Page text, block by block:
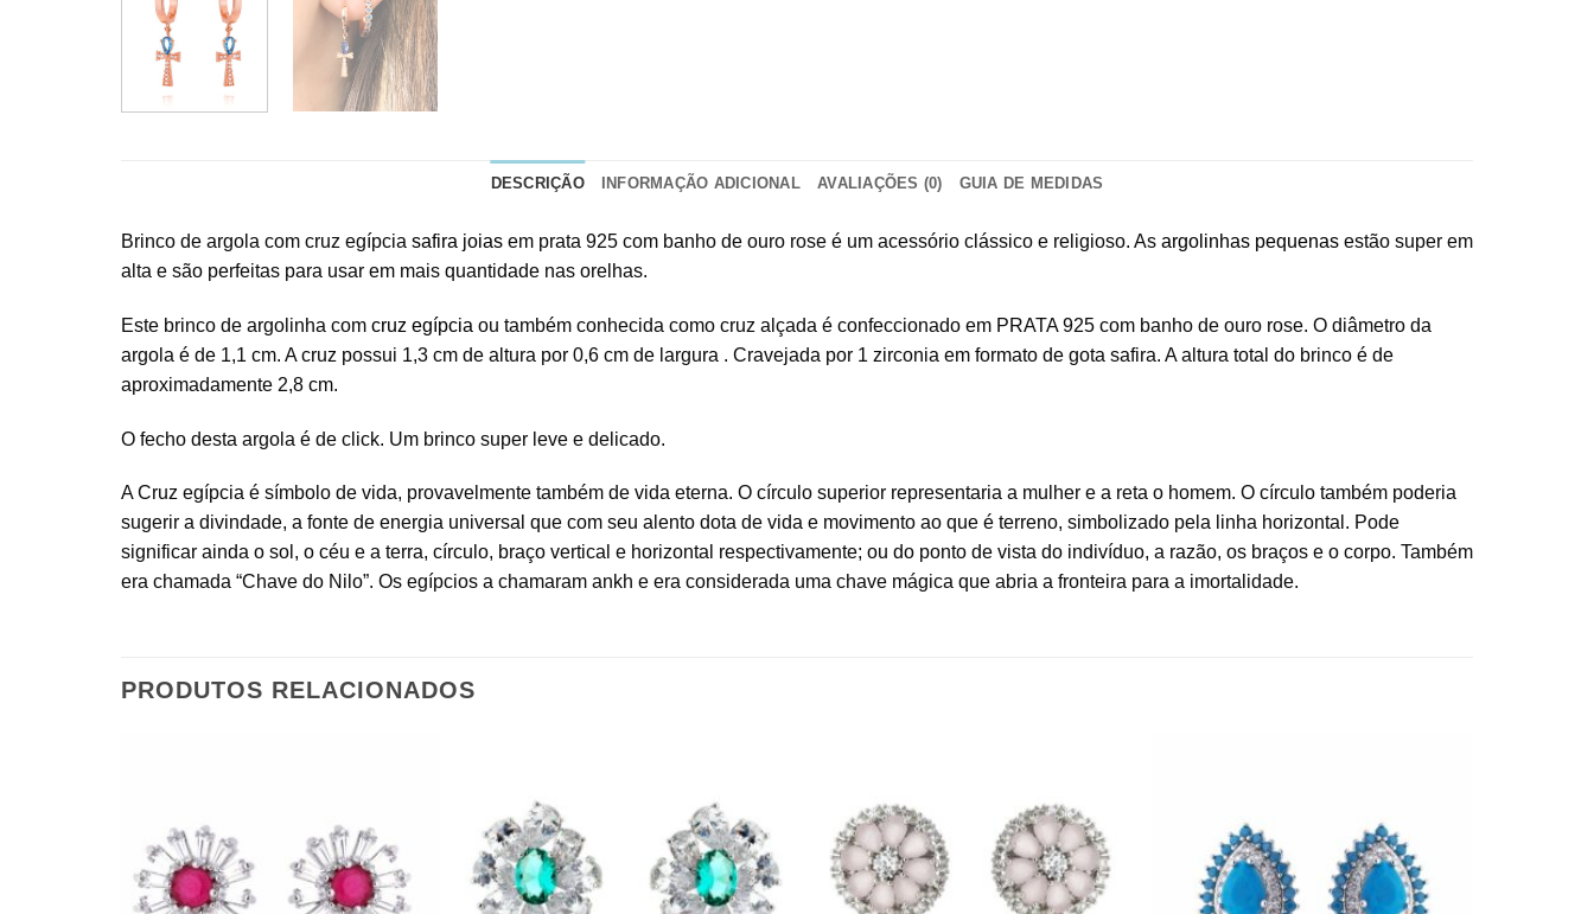
DESCRIÇÃO INFORMAÇÃO ADICIONAL AVALIAÇÕES (0) GUIA DE MEDIDAS
Brinco de argola com cruz egípcia safira joias em prata 925 com banho de ouro rose é um acessório clássico e religioso. As argolinhas pequenas estão super em
alta e são perfeitas para usar em mais quantidade nas orelhas.
Este brinco de argolinha com cruz egípcia ou também conhecida como cruz alçada é confeccionado em PRATA 925 com banho de ouro rose. O diâmetro da
argola é de 1,1 cm. A cruz possui 1,3 cm de altura por 0,6 cm de largura . Cravejada por 1 zirconia em formato de gota safira. A altura total do brinco é de
aproximadamente 2,8 cm.
O fecho desta argola é de click. Um brinco super leve e delicado.
A Cruz egípcia é símbolo de vida, provavelmente também de vida eterna. O círculo superior representaria a mulher e a reta o homem. O círculo também poderia
sugerir a divindade, a fonte de energia universal que com seu alento dota de vida e movimento ao que é terreno, simbolizado pela linha horizontal. Pode
significar ainda o sol, o céu e a terra, círculo, braço vertical e horizontal respectivamente; ou do ponto de vista do indivíduo, a razão, os braços e o corpo. Também
era chamada “Chave do Nilo”. Os egípcios a chamaram ankh e era considerada uma chave mágica que abria a fronteira para a imortalidade.
PRODUTOS RELACIONADOS